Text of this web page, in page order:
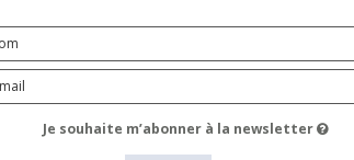
Je souhaite m’abonner à la newsletter